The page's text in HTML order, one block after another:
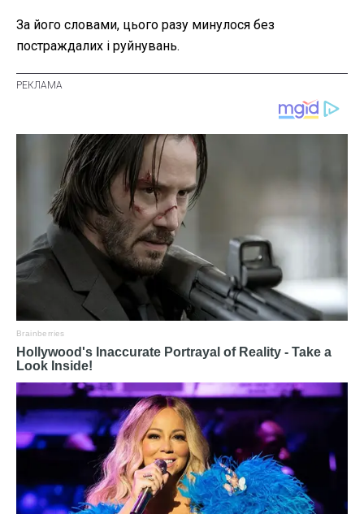
За його словами, цього разу минулося без
постраждалих і руйнувань.